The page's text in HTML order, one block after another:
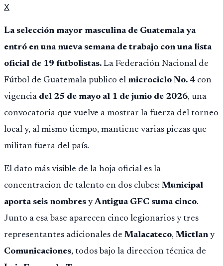
X
La selección mayor masculina de Guatemala ya
entró en una nueva semana de trabajo con una lista
oficial de 19 futbolistas. La Federación Nacional de
Fútbol de Guatemala publico el microciclo No. 4con
vigencia del 25 de mayo al 1 de junio de 2026, una
convocatoria que vuelve a mostrar la fuerza del torneo
local y, al mismo tiempo, mantiene varias piezas que
militan fuera del país.
El dato más visible de la hoja oficial es la
concentracion de talento en dos clubes: Municipal
aporta seis nombres yAntigua GFC suma cinco.
Junto a esa base aparecen cinco legionarios y tres
representantes adicionales de Malacateco, Mictlan y
Comunicaciones, todos bajo la direccion técnica de